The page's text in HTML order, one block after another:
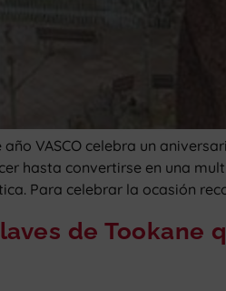
año VASCO celebra un
hasta convertirse en una
Para celebrar la ocasión
de Tookane